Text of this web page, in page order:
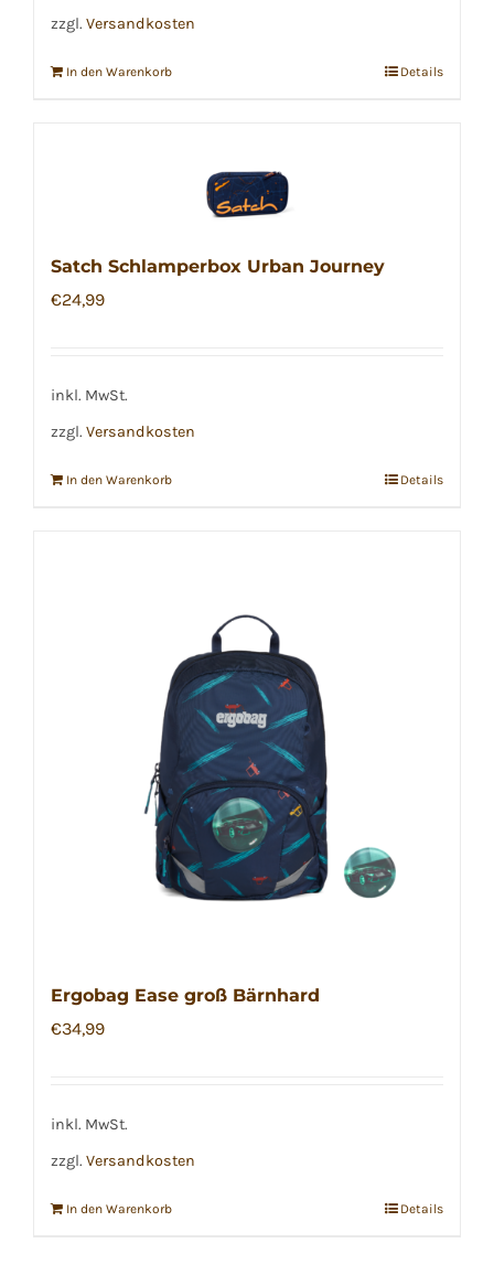
zzgl. Versandkosten
In den Warenkorb Details
Satch Schlamperbox Urban Journey
€24,99
inkl. MwSt.
zzgl. Versandkosten
In den Warenkorb Details
Ergobag Ease groß Bärnhard
€34,99
inkl. MwSt.
zzgl. Versandkosten
In den Warenkorb Details